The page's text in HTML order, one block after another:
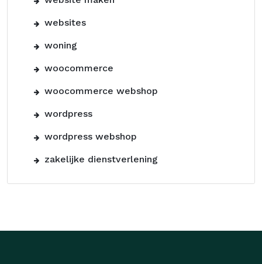
websites
woning
woocommerce
woocommerce webshop
wordpress
wordpress webshop
zakelijke dienstverlening